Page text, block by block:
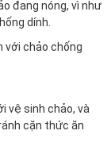
đang nóng, vì như
dính.
với chảo chống
vệ sinh chảo, và
cặn thức ăn